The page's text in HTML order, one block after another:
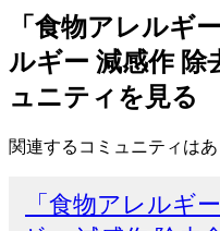
「食物アレルギ
ルギー 減感作 除
ュニティを見る
関連するコミュニティは
「食物アレルギ